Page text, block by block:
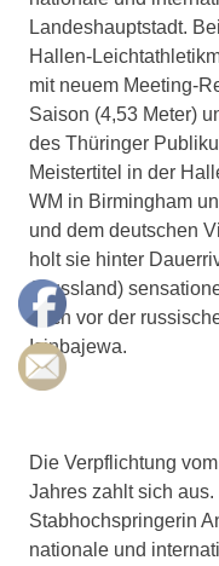
Landeshauptstadt.
Hallen-
mit neuem Meeting-
Saison (4,53 Meter)
des Thüringer
Meistertitel in der
WM in Birmingham
und dem deutschen
holt sie hinter
(Russland)
noch vor der
Isinbajewa.
Die Verpflichtung
Jahres zahlt sich
Stabhochspringerin
nationale und